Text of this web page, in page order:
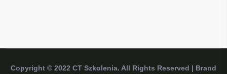
Copyright © 2022 CT Szkolenia. All Rights Reserved | Brand